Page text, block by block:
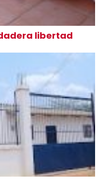
libertad